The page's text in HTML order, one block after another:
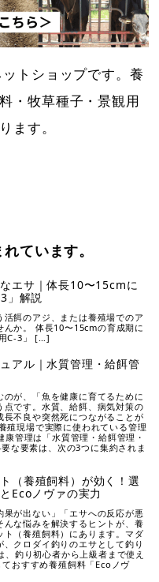
トショップです。養
・牧草種子・景観用
ます。
ています。
エサ｜体長10〜15cmに
」解説
餌のアジ、または養殖場でのア
んか。 体長10〜15cmの育成期に
C-3」 […]
アル｜水質管理・給餌管
が、「魚を健康に育てるために
です。水質、給餌、病気対策の
不良や突然死につながることが
殖現場で実際に使われている管理
管理は「水質管理・給餌管理・
な要素は、次の3つに集約されま
（養殖飼料）が効く！選
Ecoノヴァの実力
果が出ない」「エサへの反応が悪
な悩みを解決するヒントが、養
（養殖飼料）にあります。マダ
クロダイ釣りのエサとして釣り
釣り初心者から上級者まで使え
おすすめ養殖飼料「Ecoノヴ